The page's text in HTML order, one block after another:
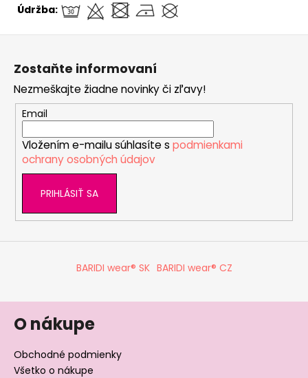
Údržba:
Zostaňte informovaní
Nezmeškajte žiadne novinky či zľavy!
Email
Vložením e-mailu súhlasíte s podmienkami
ochrany osobných údajov
PRIHLÁSIŤ SA
BARIDI wear® SK BARIDI wear® CZ
O nákupe
Obchodné podmienky
Všetko o nákupe